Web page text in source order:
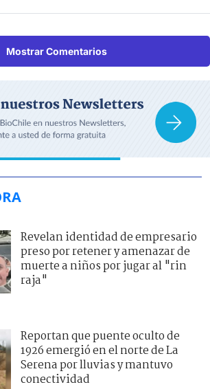
Mostrar Comentarios
Revelan identidad de empresario
preso por retener y amenazar de
muerte a niños por jugar al "rin
raja"
Reportan que puente oculto de
1926 emergió en el norte de La
Serena por lluvias y mantuvo
conectividad